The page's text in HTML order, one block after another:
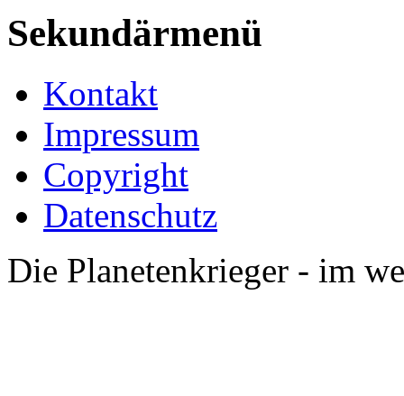
Sekundärmenü
Kontakt
Impressum
Copyright
Datenschutz
Die Planetenkrieger - im